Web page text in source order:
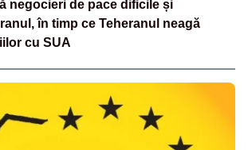
negocieri de pace dificile și
în timp ce Teheranul neagă
cu SUA